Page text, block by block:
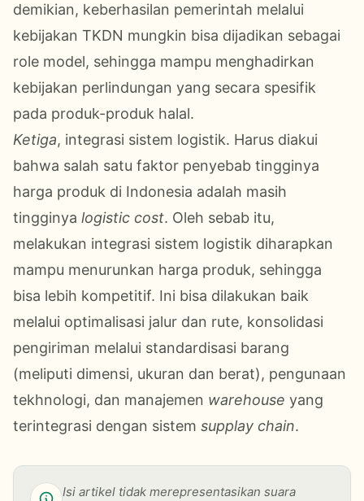
demikian, keberhasilan pemerintah melalui
kebijakan TKDN mungkin bisa dijadikan sebagai
role model, sehingga mampu menghadirkan
kebijakan perlindungan yang secara spesifik
pada produk-produk halal.
Ketiga, integrasi sistem logistik. Harus diakui
bahwa salah satu faktor penyebab tingginya
harga produk di Indonesia adalah masih
tingginya logistic cost. Oleh sebab itu,
melakukan integrasi sistem logistik diharapkan
mampu menurunkan harga produk, sehingga
bisa lebih kompetitif. Ini bisa dilakukan baik
melalui optimalisasi jalur dan rute, konsolidasi
pengiriman melalui standardisasi barang
(meliputi dimensi, ukuran dan berat), pengunaan
tekhnologi, dan manajemen warehouse yang
terintegrasi dengan sistem supplay chain.
Isi artikel tidak merepresentasikan suara